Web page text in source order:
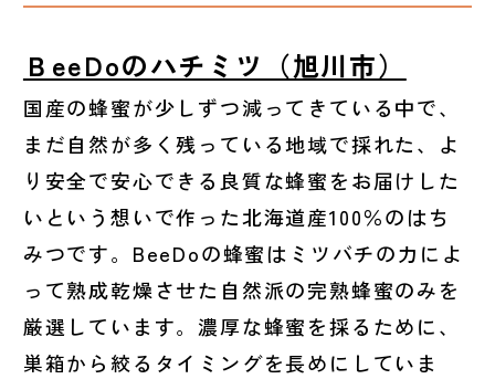
ＢeeDoのハチミツ（旭川市）
国産の蜂蜜が少しずつ減ってきている中で、
まだ自然が多く残っている地域で採れた、よ
り安全で安心できる良質な蜂蜜をお届けした
いという想いで作った北海道産100％のはち
みつです。BeeDoの蜂蜜はミツバチの力によ
って熟成乾燥させた自然派の完熟蜂蜜のみを
厳選しています。濃厚な蜂蜜を採るために、
巣箱から絞るタイミングを長めにしていま